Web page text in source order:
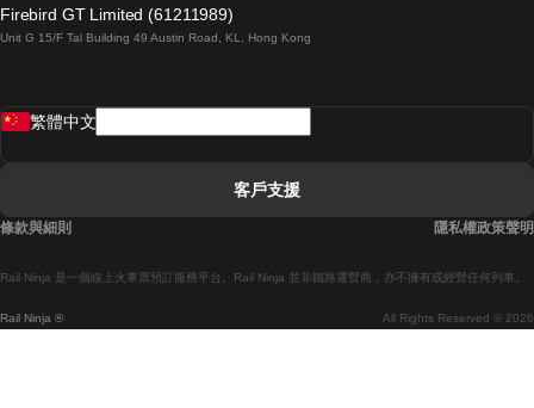
羅馬開往拿坡里的列車
Firebird GT Limited (61211989)
Unit G 15/F Tal Building 49 Austin Road, KL, Hong Kong
Rail Ninja ® All Rights Reserved © 2026
Rail Ninja 是一個線上火車票預訂服務平台。Rail Ninja 並非鐵路運營商，亦不擁有或經營任何列車。
繁體中文
客戶支援
條款與細則 隱私權政策聲明